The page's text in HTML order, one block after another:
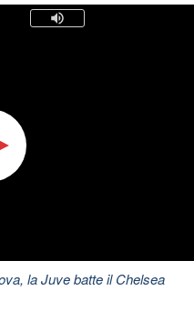
la Juve batte il Chelsea